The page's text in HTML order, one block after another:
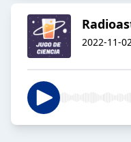
2022-11-